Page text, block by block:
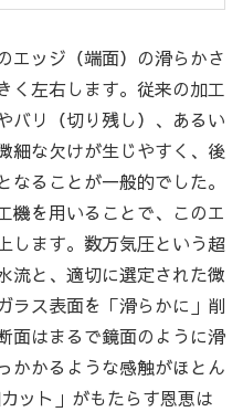
エッジ（端面）の滑らかさ
く左右します。従来の加工
バリ（切り残し）、あるい
細な欠けが生じやすく、後
ることが一般的でした。
機を用いることで、このエ
します。数万気圧という超
流と、適切に選定された微
ラス表面を「滑らかに」削
面はまるで鏡面のように滑
かかるような感触がほとん
ット」がもたらす恩恵は